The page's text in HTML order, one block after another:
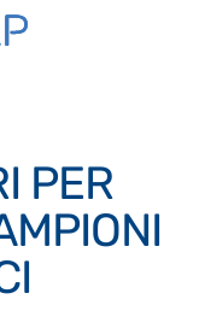
PER